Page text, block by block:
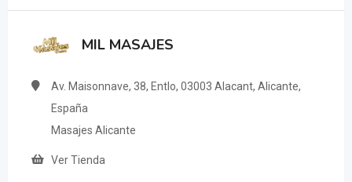
MIL MASAJES
Av. Maisonnave, 38, Entlo, 03003 Alacant, Alicante,
España
Masajes Alicante
Ver Tienda